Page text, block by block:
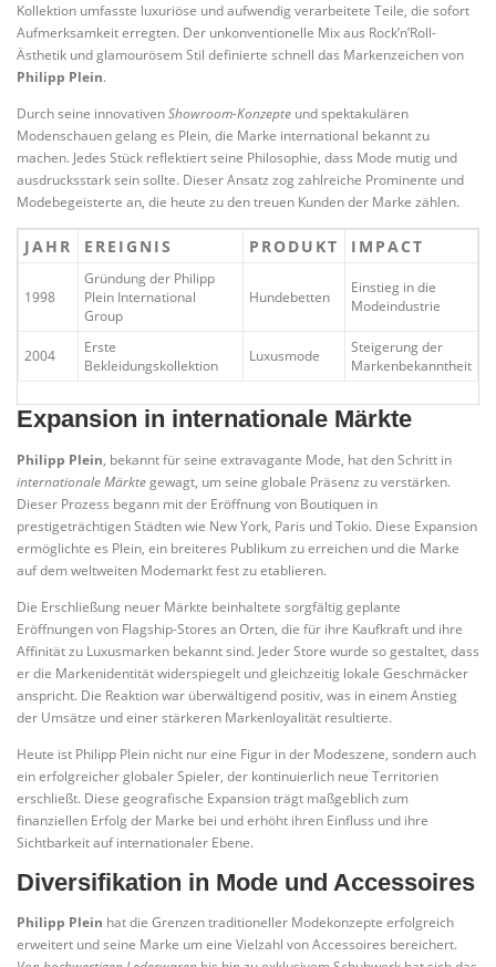
Kollektion umfasste luxuriöse und aufwendig verarbeitete Teile, die sofort
Aufmerksamkeit erregten. Der unkonventionelle Mix aus Rock’n’Roll-
Ästhetik und glamourösem Stil definierte schnell das Markenzeichen von
Philipp Plein.
Durch seine innovativenShowroom-Konzepte und spektakulären
Modenschauen gelang es Plein, die Marke international bekannt zu
machen. Jedes Stück reflektiert seine Philosophie, dass Mode mutig und
ausdrucksstark sein sollte. Dieser Ansatz zog zahlreiche Prominente und
Modebegeisterte an, die heute zu den treuen Kunden der Marke zählen.
JAHR EREIGNIS PRODUKT IMPACT
1998
Gründung der Philipp
Plein International
Group
Hundebetten
Einstieg in die
Modeindustrie
2004
Erste
Bekleidungskollektion
Luxusmode
Steigerung der
Markenbekanntheit
Expansion in internationale Märkte
Philipp Plein, bekannt für seine extravagante Mode, hat den Schritt in
internationale Märktegewagt, um seine globale Präsenz zu verstärken.
Dieser Prozess begann mit der Eröffnung von Boutiquen in
prestigeträchtigen Städten wie New York, Paris und Tokio. Diese Expansion
ermöglichte es Plein, ein breiteres Publikum zu erreichen und die Marke
auf dem weltweiten Modemarkt fest zu etablieren.
Die Erschließung neuer Märkte beinhaltete sorgfältig geplante
Eröffnungen von Flagship-Stores an Orten, die für ihre Kaufkraft und ihre
Affinität zu Luxusmarken bekannt sind. Jeder Store wurde so gestaltet, dass
er die Markenidentität widerspiegelt und gleichzeitig lokale Geschmäcker
anspricht. Die Reaktion war überwältigend positiv, was in einem Anstieg
der Umsätze und einer stärkeren Markenloyalität resultierte.
Heute ist Philipp Plein nicht nur eine Figur in der Modeszene, sondern auch
ein erfolgreicher globaler Spieler, der kontinuierlich neue Territorien
erschließt. Diese geografische Expansion trägt maßgeblich zum
finanziellen Erfolg der Marke bei und erhöht ihren Einfluss und ihre
Sichtbarkeit auf internationaler Ebene.
Diversifikation in Mode und Accessoires
Philipp Plein hat die Grenzen traditioneller Modekonzepte erfolgreich
erweitert und seine Marke um eine Vielzahl von Accessoires bereichert.